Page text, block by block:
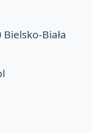
Biała